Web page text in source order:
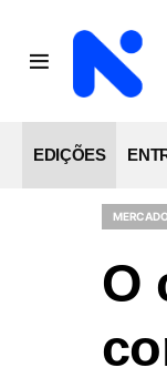
EDIÇÕES
MERCADO
O